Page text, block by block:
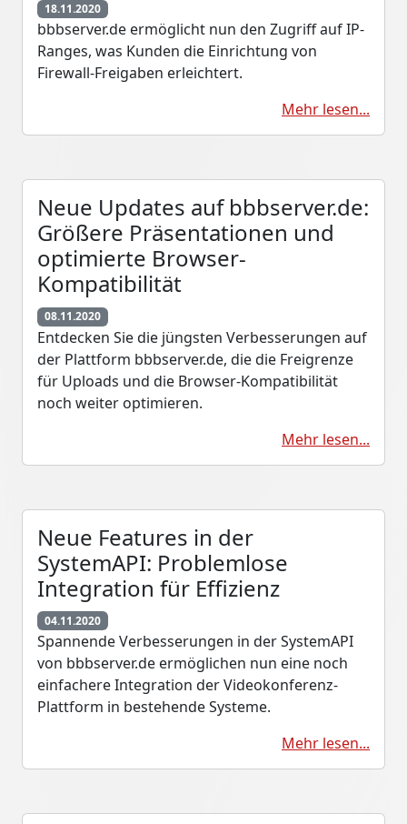
18.11.2020
bbbserver.de ermöglicht nun den Zugriff auf IP-
Ranges, was Kunden die Einrichtung von
Firewall-Freigaben erleichtert.
Mehr lesen...
Neue Updates auf bbbserver.de:
Größere Präsentationen und
optimierte Browser-
Kompatibilität
08.11.2020
Entdecken Sie die jüngsten Verbesserungen auf
der Plattform bbbserver.de, die die Freigrenze
für Uploads und die Browser-Kompatibilität
noch weiter optimieren.
Mehr lesen...
Neue Features in der
SystemAPI: Problemlose
Integration für Effizienz
04.11.2020
Spannende Verbesserungen in der SystemAPI
von bbbserver.de ermöglichen nun eine noch
einfachere Integration der Videokonferenz-
Plattform in bestehende Systeme.
Mehr lesen...